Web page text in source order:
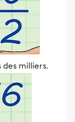
milliers.